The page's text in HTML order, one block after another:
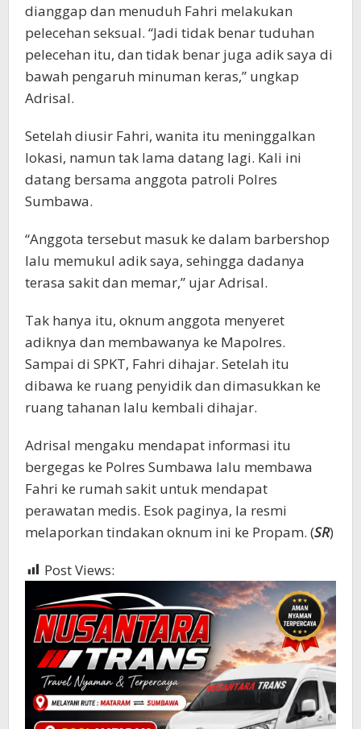
dianggap dan menuduh Fahri melakukan
pelecehan seksual. “Jadi tidak benar tuduhan
pelecehan itu, dan tidak benar juga adik saya di
bawah pengaruh minuman keras,” ungkap
Adrisal.
Setelah diusir Fahri, wanita itu meninggalkan
lokasi, namun tak lama datang lagi. Kali ini
datang bersama anggota patroli Polres
Sumbawa.
“Anggota tersebut masuk ke dalam barbershop
lalu memukul adik saya, sehingga dadanya
terasa sakit dan memar,” ujar Adrisal.
Tak hanya itu, oknum anggota menyeret
adiknya dan membawanya ke Mapolres.
Sampai di SPKT, Fahri dihajar. Setelah itu
dibawa ke ruang penyidik dan dimasukkan ke
ruang tahanan lalu kembali dihajar.
Adrisal mengaku mendapat informasi itu
bergegas ke Polres Sumbawa lalu membawa
Fahri ke rumah sakit untuk mendapat
perawatan medis. Esok paginya, Ia resmi
melaporkan tindakan oknum ini ke Propam. (SR)
Post Views: